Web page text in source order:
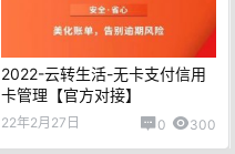
2022-云转生活-无卡支付信用
卡管理【官方对接】
22年2月27日 0 300